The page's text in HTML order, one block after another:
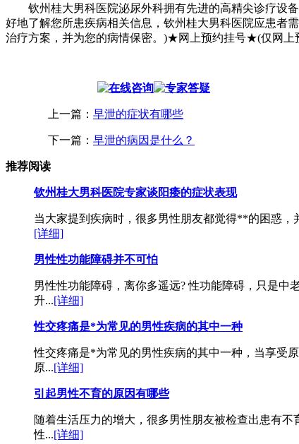
钦州桂大男科医院泌尿外科拥有先进的高精尖诊疗设备
好地了解您所患疾病相关信息，钦州桂大男科医院应患
治疗方案，并为您的病情保密。)★网上预约挂号★(仅网上
上一篇： 早泄的症状有哪些
下一篇： 早泄的病因是什么？
推荐阅读
钦州桂大男科医院专家谈阳痿的症状表现
当大家提到疾病时，很多男性朋友都觉得**的困惑
[详细]
男性性功能障碍并不可怕
男性性功能障碍，离你多遥远? 性功能障碍，只是中
升...[详细]
性交疼痛是*为常见的男性疾病的其中一种
性交疼痛是*为常见的男性疾病的其中一种，当享受
原...[详细]
引起男性不育的原因有哪些
随着生活压力的增大，很多男性朋友被检查出患有
性...[详细]